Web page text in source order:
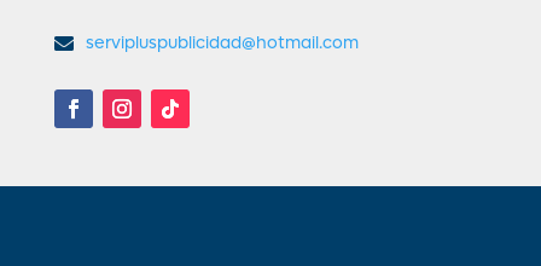
servipluspublicidad@hotmail.com